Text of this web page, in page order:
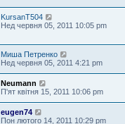
KursanT504
Нед червня 05, 2011 10:05 pm
Миша Петренко
Нед червня 05, 2011 4:21 pm
Neumann
П'ят квітня 15, 2011 10:06 pm
eugen74
Пон лютого 14, 2011 10:29 pm